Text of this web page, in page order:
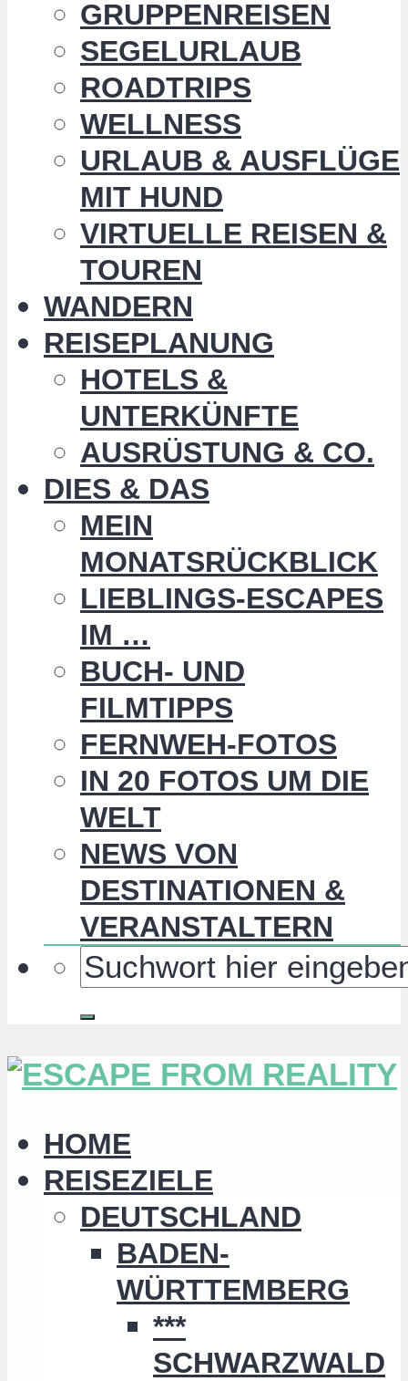
GRUPPENREISEN
SEGELURLAUB
ROADTRIPS
WELLNESS
URLAUB & AUSFLÜGE
MIT HUND
VIRTUELLE REISEN &
TOUREN
WANDERN
REISEPLANUNG
HOTELS &
UNTERKÜNFTE
AUSRÜSTUNG & CO.
DIES & DAS
MEIN
MONATSRÜCKBLICK
LIEBLINGS-ESCAPES
IM …
BUCH- UND
FILMTIPPS
FERNWEH-FOTOS
IN 20 FOTOS UM DIE
WELT
NEWS VON
DESTINATIONEN &
VERANSTALTERN
HOME
REISEZIELE
DEUTSCHLAND
BADEN-
WÜRTTEMBERG
***
SCHWARZWALD